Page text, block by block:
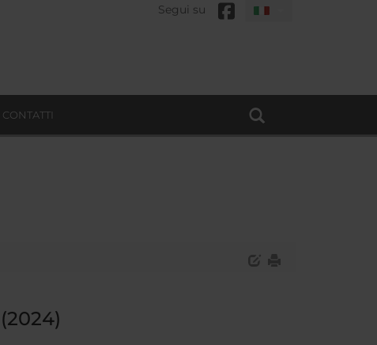
Segui su
CONTATTI